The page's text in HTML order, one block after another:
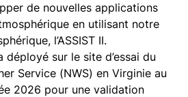
de nouvelles applications
en utilisant notre
l’ASSIST II.
déployé sur le site d’essai du
Service (NWS) en Virginie au
2026 pour une validation